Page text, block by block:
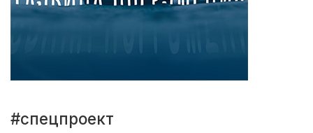
#спецпроект